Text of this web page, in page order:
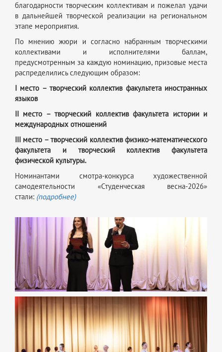
благодарности творческим коллективам и пожелал удачи
в дальнейшей творческой реализации на региональном
этапе мероприятия.
По мнению жюри и согласно набранным творческими
коллективами и исполнителями баллам,
предусмотренным за каждую номинацию, призовые места
распределились следующим образом:
I место – творческий коллектив факультета иностранных
языков
II место – творческий коллектив факультета истории и
международных отношений
III место – творческий коллектив физико-математического
факультета и творческий коллектив факультета
физической культуры.
Номинантами смотра-конкурса художественной
самодеятельности «Студенческая весна-2026»
стали: (подробнее)